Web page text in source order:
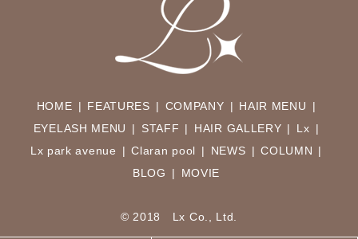
HOME FEATURES COMPANY
HAIR MENU
EYELASH MENU
STAFF HAIR GALLERY
Lx
Lx park avenue
Claran pool NEWS
COLUMN
BLOG
MOVIE
© 2018 Lx Co., Ltd.